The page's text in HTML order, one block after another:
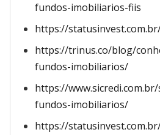
fundos-imobiliarios-fiis
https://
https://trinus.co/blog/
fundos-imobiliarios/
https://
fundos-imobiliarios/
https://